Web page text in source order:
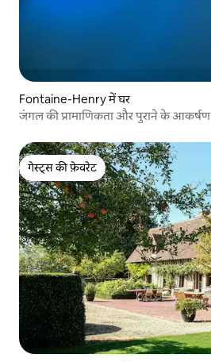
Fontaine-Henry में घर
जंगल की प्रामाणिकता और पुराने के आकर्षण
गेस्ट्स की फ़ेवरेट
गेस्ट्स की फ़ेवरेट